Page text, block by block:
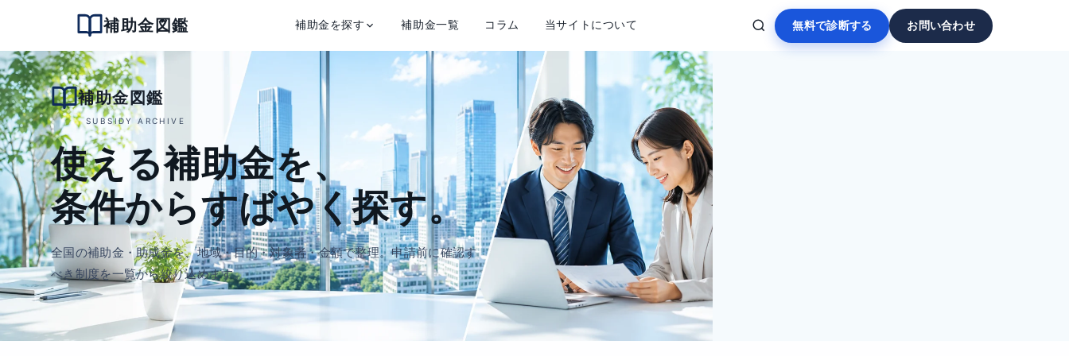
補助金図鑑 補助金を探す 補助金一覧 コラム 当サイトについて 無料で診断する お問い合わせ
補助金図鑑
SUBSIDY ARCHIVE
使える補助金を、
条件からすばやく探す。
全国の補助金・助成金を、地域・目的・対象者・金額で整理。申請前に確認す
べき制度を一覧から絞り込めます。